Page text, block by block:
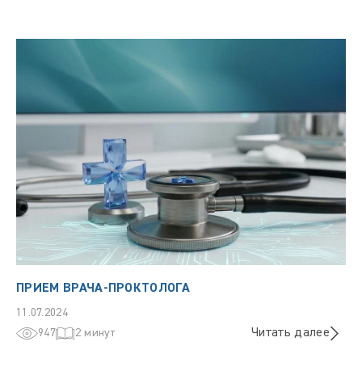
ПРИЕМ ВРАЧА-ПРОКТОЛОГА
11.07.2024
947
2 минут Читать далее